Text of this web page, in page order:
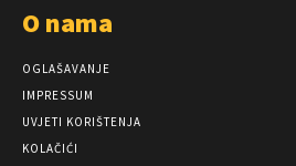
O nama
OGLAŠAVANJE
IMPRESSUM
UVJETI KORIŠTENJA
KOLAČIĆI